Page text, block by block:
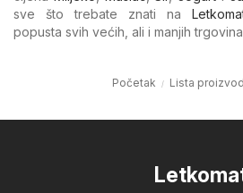
sve što trebate znati na
popusta svih većih, ali i manjih
Početak Lista